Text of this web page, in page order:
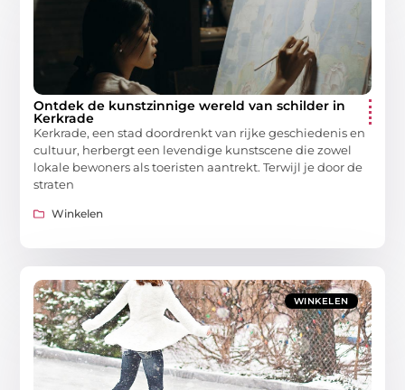
Ontdek de kunstzinnige wereld van schilder in
Kerkrade
Kerkrade, een stad doordrenkt van rijke geschiedenis en
cultuur, herbergt een levendige kunstscene die zowel
lokale bewoners als toeristen aantrekt. Terwijl je door de
straten
Winkelen
WINKELEN